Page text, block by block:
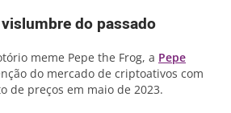
do passado
meme Pepe the Frog, a Pepe
do mercado de criptoativos com
de preços em maio de 2023.